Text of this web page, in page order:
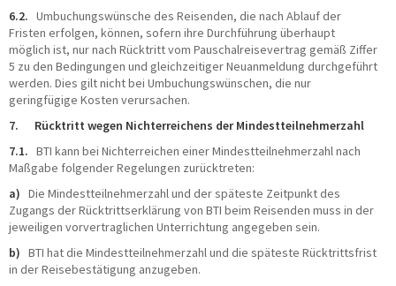
6.2. Umbuchungswünsche des Reisenden, die nach Ablauf der
Fristen erfolgen, können, sofern ihre Durchführung überhaupt
möglich ist, nur nach Rücktritt vom Pauschalreisevertrag gemäß Ziffer
5 zu den Bedingungen und gleichzeitiger Neuanmeldung durchgeführt
werden. Dies gilt nicht bei Umbuchungswünschen, die nur
geringfügige Kosten verursachen.
7. Rücktritt wegen Nichterreichens der Mindestteilnehmerzahl
7.1. BTI kann bei Nichterreichen einer Mindestteilnehmerzahl nach
Maßgabe folgender Regelungen zurücktreten:
a) Die Mindestteilnehmerzahl und der späteste Zeitpunkt des
Zugangs der Rücktrittserklärung von BTI beim Reisenden muss in der
jeweiligen vorvertraglichen Unterrichtung angegeben sein.
b) BTI hat die Mindestteilnehmerzahl und die späteste Rücktrittsfrist
in der Reisebestätigung anzugeben.